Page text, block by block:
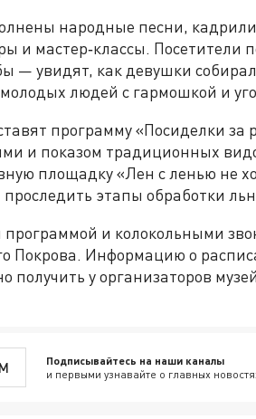
народные песни,
и мастер‑классы. Посетители
— увидят, как девушки
людей с гармошкой и
программу «Посиделки за
и показом традиционных
площадку «Лен с ленью не
этапы обработки
и колокольными
Покрова. Информацию о
получить у организаторов
Подписывайтесь на наши каналы
и первыми узнавайте о главных